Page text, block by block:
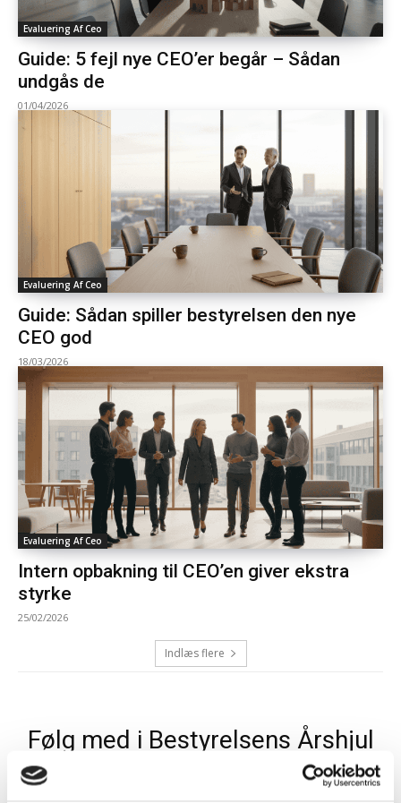
Evaluering Af Ceo
Guide: 5 fejl nye CEO’er begår – Sådan
undgås de
01/04/2026
Evaluering Af Ceo
Guide: Sådan spiller bestyrelsen den nye
CEO god
18/03/2026
Evaluering Af Ceo
Intern opbakning til CEO’en giver ekstra
styrke
25/02/2026
Indlæs flere
Følg med i Bestyrelsens Årshjul